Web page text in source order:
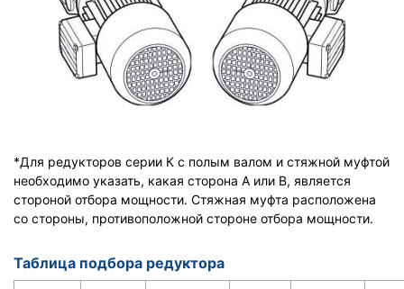
*Для редукторов серии К с полым валом и стяжной муфтой
необходимо указать, какая сторона A или B, является
стороной отбора мощности. Стяжная муфта расположена
со стороны, противоположной стороне отбора мощности.
Таблица подбора редуктора